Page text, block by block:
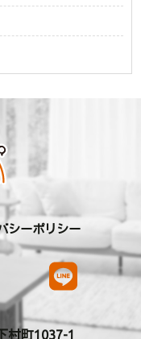
シーポリシー
村町1037-1